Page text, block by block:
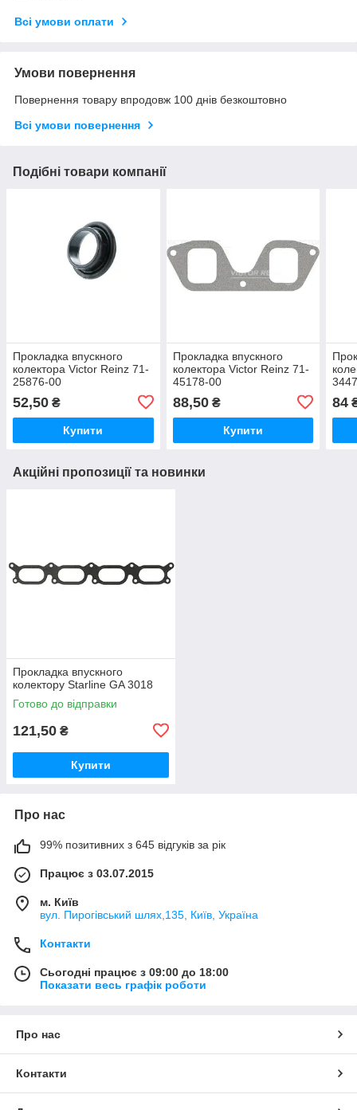
Всі умови оплати
Умови повернення
Повернення товару впродовж 100 днів безкоштовно
Всі умови повернення
Подібні товари компанії
Прокладка впускного
колектора Victor Reinz 71-
25876-00
52,50 ₴
Купити
Прокладка впускного
колектора Victor Reinz 71-
45178-00
88,50₴
Купити
84
Акційні пропозиції та новинки
Прокладка впускного
колектору Starline GA 3018
Готово до відправки
121,50 ₴
Купити
Про нас
99% позитивних з 645 відгуків за рік
Працює з 03.07.2015
м. Київ
вул. Пирогівський шлях,135, Київ, Україна
Контакти
Сьогодні працює з 09:00 до 18:00
Показати весь графік роботи
Про нас
Контакти